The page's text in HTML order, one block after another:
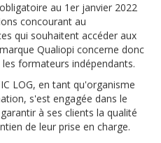
au 1er janvier 2022
concourant au
qui souhaitent accéder aux
Qualiopi concerne donc
formateurs indépendants.
LOG, en tant qu'organisme
s'est engagée dans le
à ses clients la qualité
de leur prise en charge.